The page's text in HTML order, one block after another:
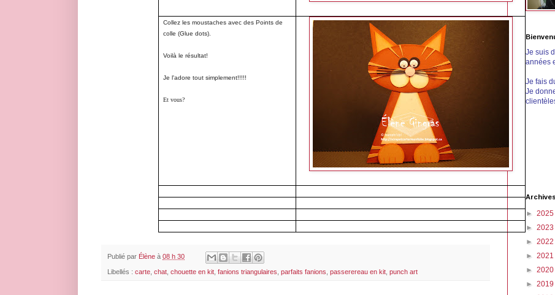
Collez les moustaches avec des Points de
colle (Glue dots).
Voilà le résultat!
Je l'adore tout simplement!!!!!
Et vous?
Publié par Élène à 08 h 30
Libellés : carte chat chouette en kit fanions triangulaires parfaits fanions passerereau en kit punch art
Je suis
années
Je fais
Je
► 2025
► 2023
► 2022
► 2021
► 2020
► 2019